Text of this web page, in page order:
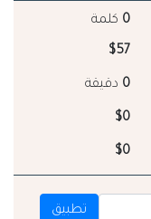
0 كلمة
$57
0 دقيقة
$0
$0
تطبيق